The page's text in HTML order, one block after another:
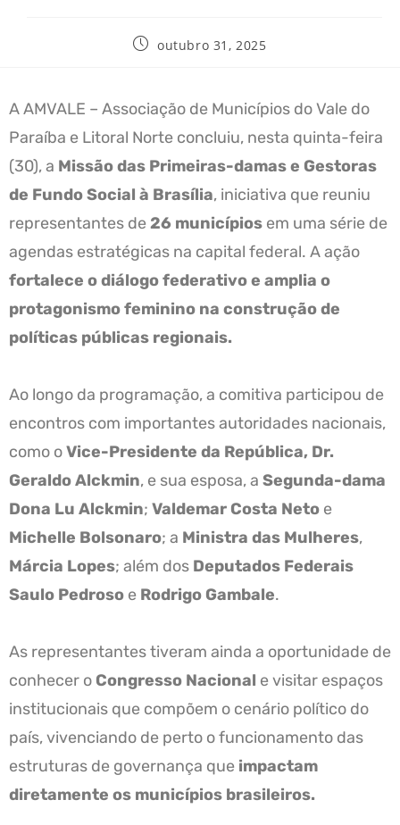
outubro 31, 2025
A AMVALE – Associação de Municípios do Vale do
Paraíba e Litoral Norte concluiu, nesta quinta-feira
(30), a Missão das Primeiras-damas e Gestoras
de Fundo Social à Brasília, iniciativa que reuniu
representantes de26 municípios em uma série de
agendas estratégicas na capital federal. A ação
fortalece o diálogo federativo e amplia o
protagonismo feminino na construção de
políticas públicas regionais.
Ao longo da programação, a comitiva participou de
encontros com importantes autoridades nacionais,
como oVice-Presidente da República, Dr.
Geraldo Alckmin, e sua esposa, a Segunda-dama
Dona Lu Alckmin; Valdemar Costa Neto e
Michelle Bolsonaro; a Ministra das Mulheres,
Márcia Lopes; além dos Deputados Federais
Saulo Pedroso e Rodrigo Gambale.
As representantes tiveram ainda a oportunidade de
conhecer o Congresso Nacional e visitar espaços
institucionais que compõem o cenário político do
país, vivenciando de perto o funcionamento das
estruturas de governança que impactam
diretamente os municípios brasileiros.